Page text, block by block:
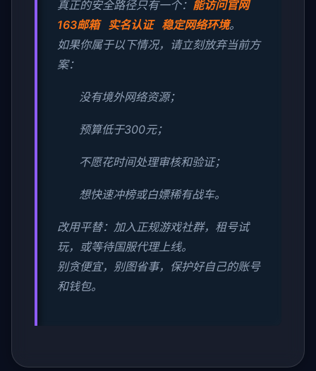
真正的安全路径只有一个： 能访问官网
163邮箱 实名认证 稳定网络环境。
如果你属于以下情况，请立刻放弃当前方
案：
没有境外网络资源；
预算低于300元；
不愿花时间处理审核和验证；
想快速冲榜或白嫖稀有战车。
改用平替：加入正规游戏社群，租号试
玩，或等待国服代理上线。
别贪便宜，别图省事，保护好自己的账号
和钱包。